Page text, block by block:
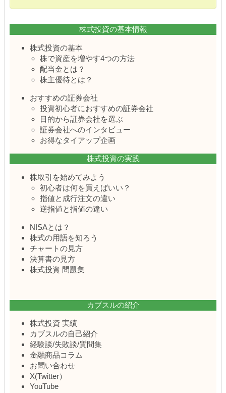
株式投資の基本情報
株式投資の基本
株で資産を増やす4つの方法
配当金とは？
株主優待とは？
おすすめの証券会社
投資初心者におすすめの証券会社
目的から証券会社を選ぶ
証券会社へのインタビュー
お得なタイアップ企画
株式投資の実践
株取引を始めてみよう
初心者は何を買えばいい？
指値と成行注文の違い
逆指値と指値の違い
NISAとは？
株式の用語を知ろう
チャートの見方
決算書の見方
株式投資 問題集
カブスルの紹介
株式投資 実績
カブスルの自己紹介
経験談/失敗談/質問集
金融商品コラム
お問い合わせ
X(Twitter）
YouTube